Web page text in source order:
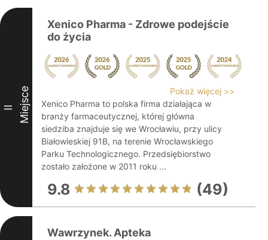
II Miejsce
Xenico Pharma - Zdrowe podejście
do życia
Pokaż więcej >>
Xenico Pharma to polska firma działająca w
branży farmaceutycznej, której główna
siedziba znajduje się we Wrocławiu, przy ulicy
Białowieskiej 91B, na terenie Wrocławskiego
Parku Technologicznego. Przedsiębiorstwo
zostało założone w 2011 roku ...
9.8 (49)
Wawrzynek. Apteka